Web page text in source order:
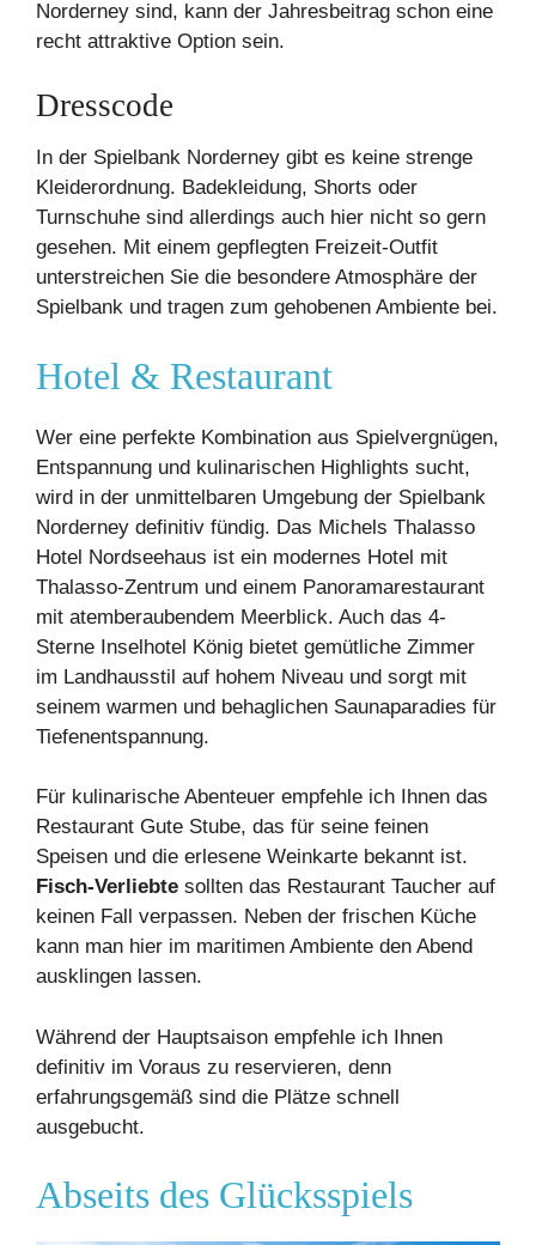
Norderney sind, kann der Jahresbeitrag schon eine
recht attraktive Option sein.
Dresscode
In der Spielbank Norderney gibt es keine strenge
Kleiderordnung. Badekleidung, Shorts oder
Turnschuhe sind allerdings auch hier nicht so gern
gesehen. Mit einem gepflegten Freizeit-Outfit
unterstreichen Sie die besondere Atmosphäre der
Spielbank und tragen zum gehobenen Ambiente bei.
Hotel & Restaurant
Wer eine perfekte Kombination aus Spielvergnügen,
Entspannung und kulinarischen Highlights sucht,
wird in der unmittelbaren Umgebung der Spielbank
Norderney definitiv fündig. Das Michels Thalasso
Hotel Nordseehaus ist ein modernes Hotel mit
Thalasso-Zentrum und einem Panoramarestaurant
mit atemberaubendem Meerblick. Auch das 4-
Sterne Inselhotel König bietet gemütliche Zimmer
im Landhausstil auf hohem Niveau und sorgt mit
seinem warmen und behaglichen Saunaparadies für
Tiefenentspannung.
Für kulinarische Abenteuer empfehle ich Ihnen das
Restaurant Gute Stube, das für seine feinen
Speisen und die erlesene Weinkarte bekannt ist.
Fisch-Verliebte sollten das Restaurant Taucher auf
keinen Fall verpassen. Neben der frischen Küche
kann man hier im maritimen Ambiente den Abend
ausklingen lassen.
Während der Hauptsaison empfehle ich Ihnen
definitiv im Voraus zu reservieren, denn
erfahrungsgemäß sind die Plätze schnell
ausgebucht.
Abseits des Glücksspiels